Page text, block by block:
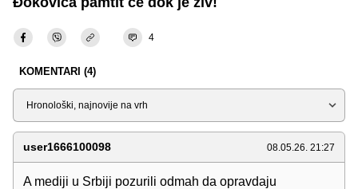
4
KOMENTARI (4)
Sortiraj
user1666100098 08.05.26. 21:27
A mediji u Srbiji pozurili odmah da opravdaju